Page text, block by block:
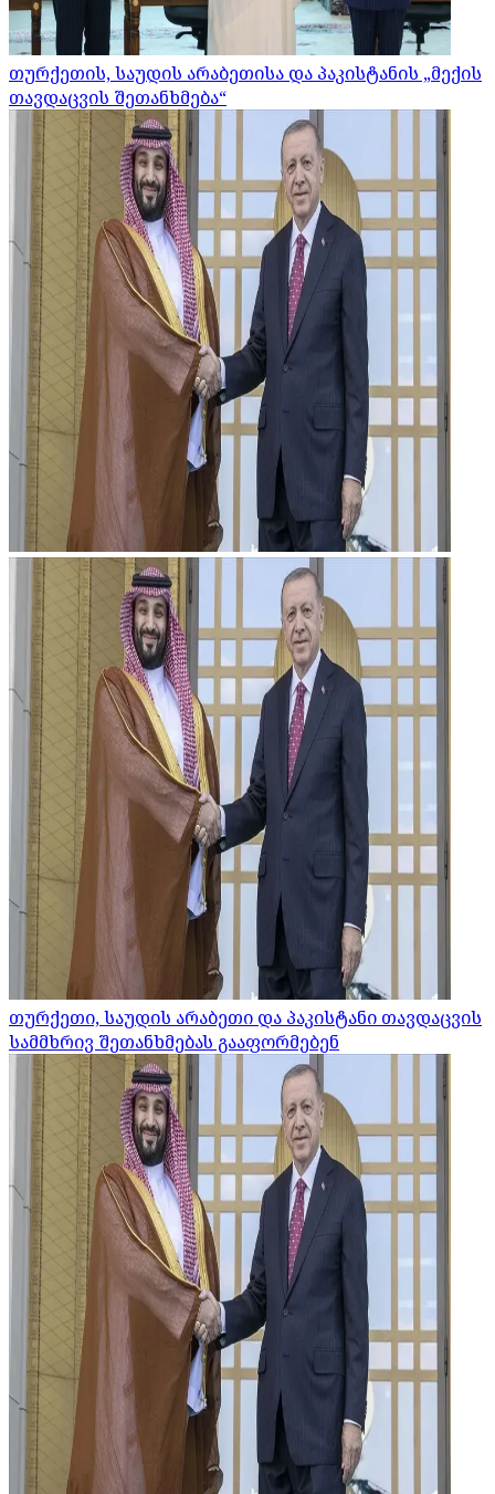
თურქეთის, საუდის არაბეთისა და პაკისტანის „მექის
თავდაცვის შეთანხმება“
თურქეთი, საუდის არაბეთი და პაკისტანი თავდაცვის
სამმხრივ შეთანხმებას გააფორმებენ